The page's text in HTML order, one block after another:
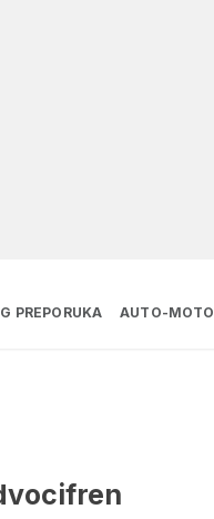
PREPORUKA AUTO-MOTO